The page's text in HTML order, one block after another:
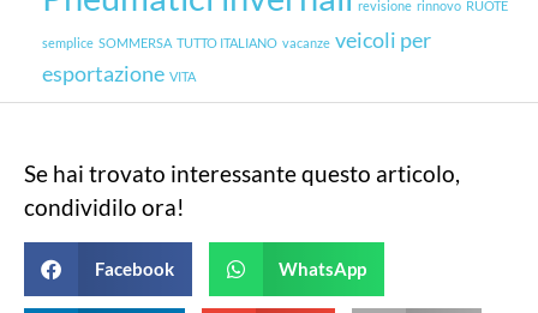
revisione rinnovo RUOTE
semplice SOMMERSA TUTTO ITALIANO vacanze veicoli per
esportazione VITA
Se hai trovato interessante questo articolo,
condividilo ora!
Facebook WhatsApp